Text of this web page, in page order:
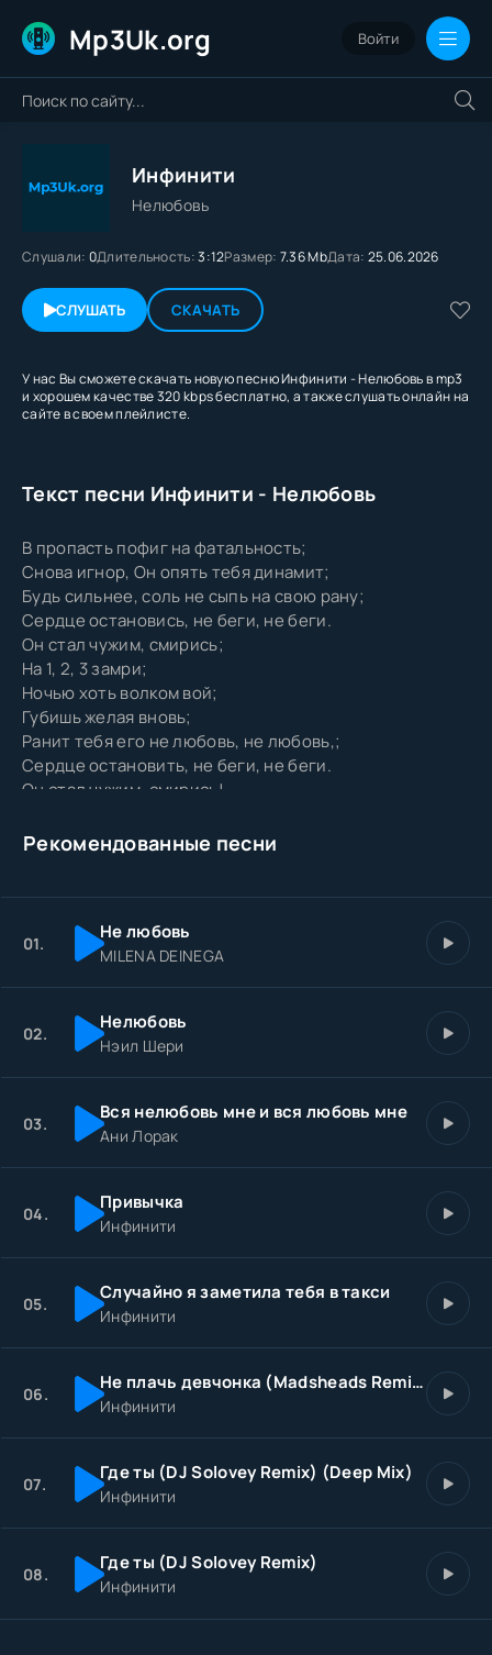
Mp3Uk.org Войти
Инфинити
Нелюбовь
Слушали: 0Длительность:3:12Размер: 7.36 MbДата: 25.06.2026
СЛУШАТЬ СКАЧАТЬ
У нас Вы сможете скачать новую песню Инфинити - Нелюбовь в mp3
и хорошем качестве 320 kbps бесплатно, а также слушать онлайн на
сайте в своем плейлисте.
Текст песни Инфинити - Нелюбовь
В пропасть пофиг на фатальность;
Снова игнор, Он опять тебя динамит;
Будь сильнее, соль не сыпь на свою рану;
Сердце остановись, не беги, не беги.
Он стал чужим, смирись;
На 1, 2, 3 замри;
Ночью хоть волком вой;
Губишь желая вновь;
Ранит тебя его не любовь, не любовь,;
Сердце остановить, не беги, не беги.
Он стал чужим, смирись!
Рекомендованные песни
01. Не любовь
MILENA DEINEGA
02. Нелюбовь
Нэил Шери
03. Вся нелюбовь мне и вся любовь мне
Ани Лорак
04. Привычка
Инфинити
05. Случайно я заметила тебя в такси
Инфинити
06. Не плачь девчонка (Madsheads Remix)
Инфинити
07. Где ты (DJ Solovey Remix) (Deep Mix)
Инфинити
08. Где ты (DJ Solovey Remix)
Инфинити